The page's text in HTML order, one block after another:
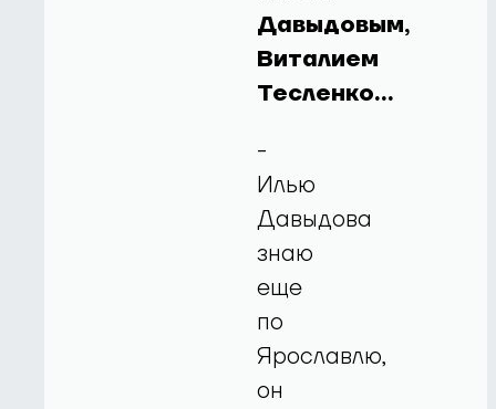
Давыдовым,
Виталием
Тесленко…
-
Илью
Давыдова
знаю
еще
по
Ярославлю,
он